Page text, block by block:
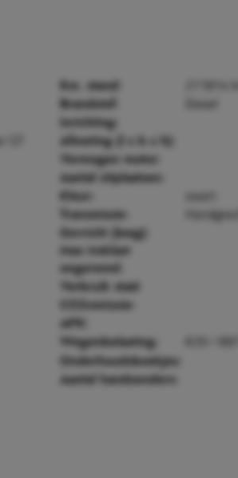
Km. stand: 211814
Brandstof: Diesel
Inrichting:
Afmeting (l x b x h):
Vermogen motor:
Aantal zitplaatsen:
Kleur:
zwart
Transmissie:
Gewicht (leeg):
Max treklast
ongeremd:
Verbruik stad:
CO2-emissie:
APK:
Wegenbelasting:
€29 /
Onderhoudsboekjes:
Aantal handzenders: